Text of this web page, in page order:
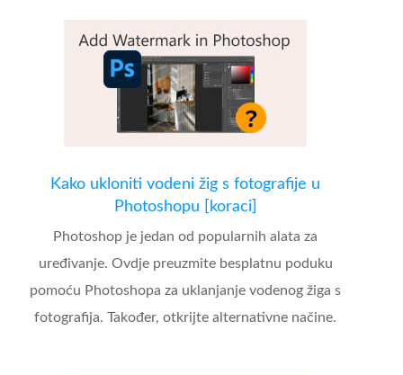
Kako ukloniti vodeni žig s fotografije u
Photoshopu [koraci]
Photoshop je jedan od popularnih alata za
uređivanje. Ovdje preuzmite besplatnu poduku
pomoću Photoshopa za uklanjanje vodenog žiga s
fotografija. Također, otkrijte alternativne načine.